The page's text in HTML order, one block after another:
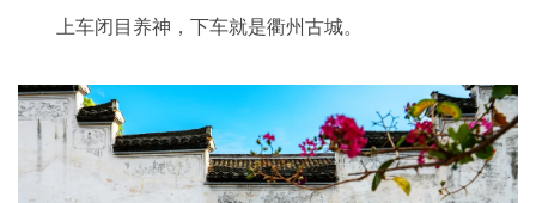
上车闭目养神，下车就是衢州古城。